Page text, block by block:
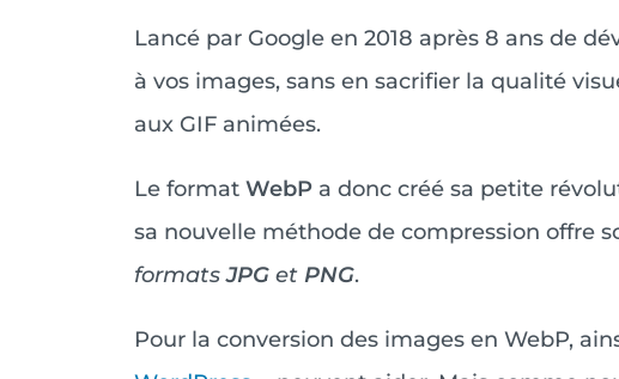
Lancé par Google en 2018 après 8 ans de
à vos images, sans en sacrifier la qualité
aux GIF animées.
Le format WebPa donc créé sa petite
sa nouvelle méthode de compression offre
formatsJPGet PNG.
Pour la conversion des images en WebP,